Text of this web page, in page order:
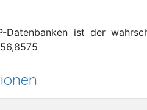
Datenbanken ist der